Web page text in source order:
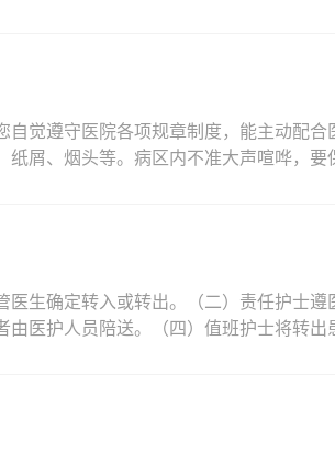
觉遵守医院各项规章制度，能主动配
屑、烟头等。病区内不准大声喧哗，要
医生确定转入或转出。（二）责任护士
由医护人员陪送。（四）值班护士将转